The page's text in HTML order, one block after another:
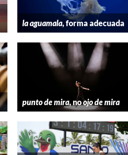
la aguamala, forma adecuada
punto de mira, noojo de mira